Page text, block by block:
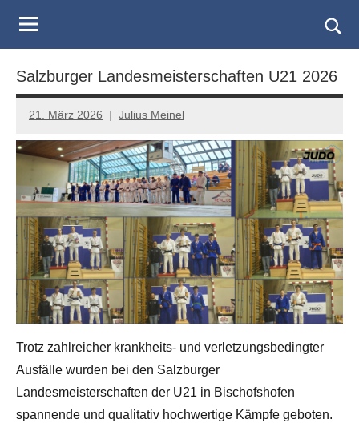
Judo
Landesverband
Salzburg
form
Salzburger Landesmeisterschaften U21 2026
21. März 2026 Julius Meinel
Trotz zahlreicher krankheits- und verletzungsbedingter
Ausfälle wurden bei den Salzburger
Landesmeisterschaften der U21 in Bischofshofen
spannende und qualitativ hochwertige Kämpfe geboten.